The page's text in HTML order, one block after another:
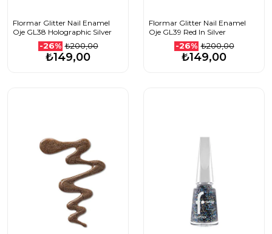
Flormar Glitter Nail Enamel
Oje GL38 Holographic Silver
-26% ₺200,00
₺149,00
Flormar Glitter Nail Enamel
Oje GL39 Red In Silver
-26% ₺200,00
₺149,00